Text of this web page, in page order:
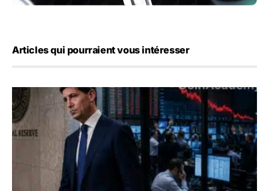
Articles qui pourraient vous intéresser
Kevin Warsh maintient sa communication minimaliste